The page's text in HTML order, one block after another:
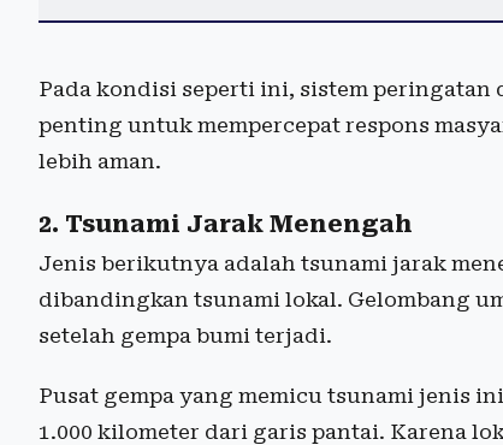
Pada kondisi seperti ini, sistem
penting untuk mempercepat respons
lebih aman.
2. Tsunami Jarak Menengah
Jenis berikutnya adalah tsunami jarak
dibandingkan tsunami lokal. Gelombang
setelah gempa bumi terjadi.
Pusat gempa yang memicu tsunami jenis
1.000 kilometer dari garis pantai. Karena